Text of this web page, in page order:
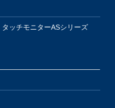
ッチモニターASシリーズ